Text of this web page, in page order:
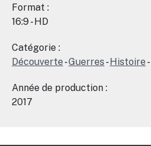
Format :
16:9 - HD
Catégorie :
Découverte -Guerres -Histoire -
Année de production :
2017